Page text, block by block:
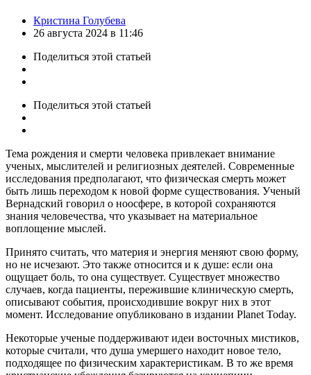
Posted
by
Кристина Голубева
26 августа 2024 в 11:46
Поделиться этой статьей
Поделиться этой статьей
Тема рождения и смерти человека привлекает внимание
ученых, мыслителей и религиозных деятелей. Современные
исследования предполагают, что физическая смерть может
быть лишь переходом к новой форме существования. Ученый
Вернадский говорил о ноосфере, в которой сохраняются
знания человечества, что указывает на материальное
воплощение мыслей.
Принято считать, что материя и энергия меняют свою форму,
но не исчезают. Это также относится и к душе: если она
ощущает боль, то она существует. Существует множество
случаев, когда пациенты, пережившие клиническую смерть,
описывают события, происходившие вокруг них в этот
момент. Исследование опубликовано в издании Planet Today.
Некоторые ученые поддерживают идеи восточных мистиков,
которые считали, что душа умершего находит новое тело,
подходящее по физическим характеристикам. В то же время